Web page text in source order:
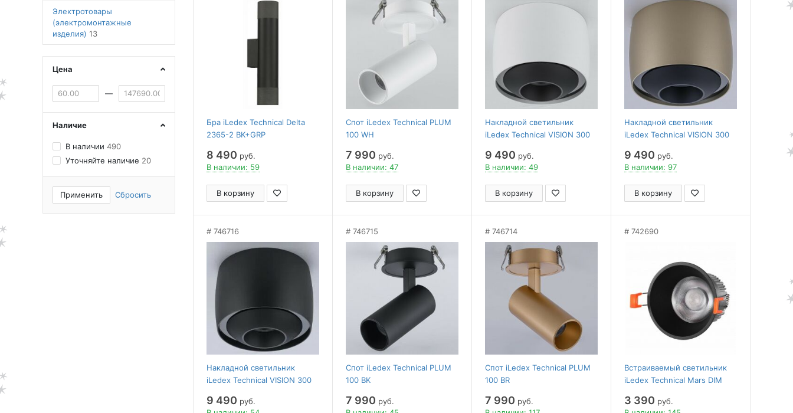
Электротовары
(электромонтажные
изделия) 13
Цена
—
Наличие
В наличии 490
Уточняйте наличие 20
Применить Сбросить
Бра iLedex Technical Delta
2365-2 BK+GRP
8 490 руб.
В наличии: 59
В корзину
Спот iLedex Technical PLUM
100 WH
7 990 руб.
В наличии: 47
В корзину
Накладной светильник
iLedex Technical VISION 300
9 490 руб.
В наличии: 49
В корзину
Накладной светильник
iLedex Technical VISION 300
9 490 руб.
В наличии: 97
В корзину
746716
Накладной светильник
iLedex Technical VISION 300
9 490 руб.
746715
Спот iLedex Technical PLUM
100 BK
7 990 руб.
746714
Спот iLedex Technical PLUM
100 BR
7 990 руб.
742690
Встраиваемый светильник
iLedex Technical Mars DIM
BK
3 390 руб.